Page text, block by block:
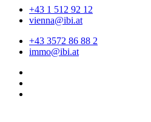
+43 1 512 92 12
vienna@ibi.at
+43 3572 86 88 2
immo@ibi.at